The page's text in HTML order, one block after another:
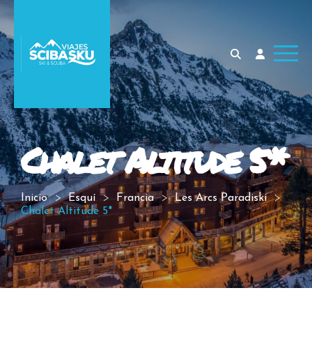
Chalet Altitude 5*
Inicio Esquí Francia
Les Arcs Paradiski
Chalet Altitude 5*